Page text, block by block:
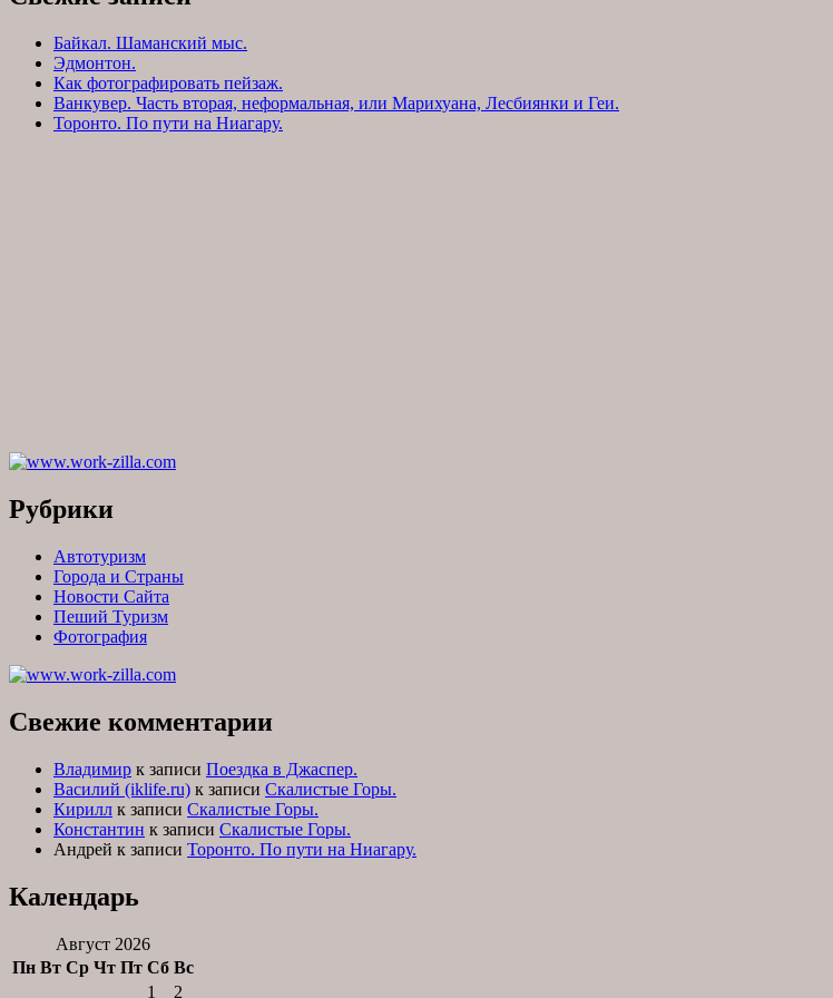
Байкал. Шаманский мыс.
Эдмонтон.
Как фотографировать пейзаж.
Ванкувер. Часть вторая, неформальная, или Марихуана, Лесбиянки и Геи.
Торонто. По пути на Ниагару.
Рубрики
Автотуризм
Города и Страны
Новости Сайта
Пеший Туризм
Фотография
Свежие комментарии
Владимир к записи Поездка в Джаспер.
Василий (iklife.ru) к записи Скалистые Горы.
Кирилл к записи Скалистые Горы.
Константин к записи Скалистые Горы.
Андрей к записи Торонто. По пути на Ниагару.
Календарь
Август 2026
Пн Вт Ср Чт Пт Сб Вс
1
2